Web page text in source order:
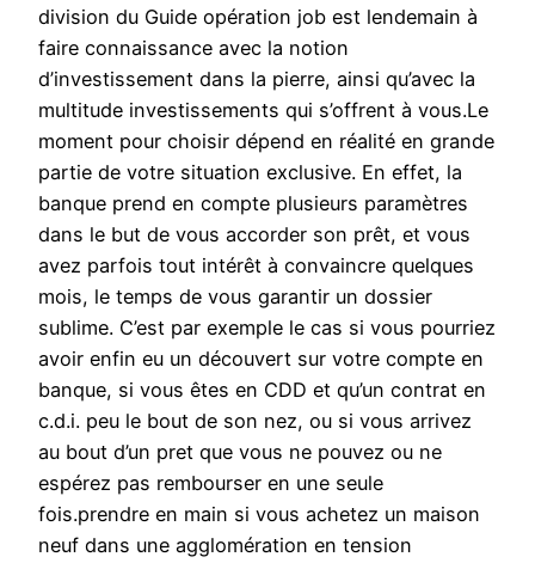
division du Guide opération job est lendemain à
faire connaissance avec la notion
d’investissement dans la pierre, ainsi qu’avec la
multitude investissements qui s’offrent à vous.Le
moment pour choisir dépend en réalité en grande
partie de votre situation exclusive. En effet, la
banque prend en compte plusieurs paramètres
dans le but de vous accorder son prêt, et vous
avez parfois tout intérêt à convaincre quelques
mois, le temps de vous garantir un dossier
sublime. C’est par exemple le cas si vous pourriez
avoir enfin eu un découvert sur votre compte en
banque, si vous êtes en CDD et qu’un contrat en
c.d.i. peu le bout de son nez, ou si vous arrivez
au bout d’un pret que vous ne pouvez ou ne
espérez pas rembourser en une seule
fois.prendre en main si vous achetez un maison
neuf dans une agglomération en tension